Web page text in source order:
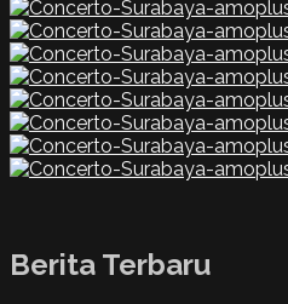
Berita Terbaru